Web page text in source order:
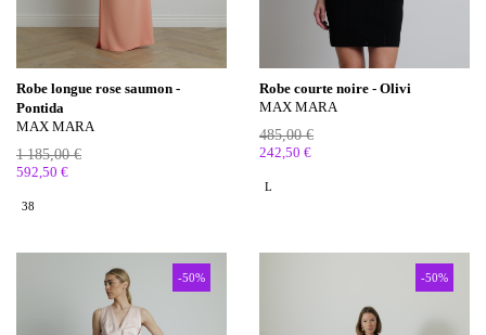
Robe longue rose saumon -
Pontida
MAX MARA
1 185,00 €
592,50 €
38
Robe courte noire - Olivi
MAX MARA
485,00 €
242,50 €
L
-50% -50%